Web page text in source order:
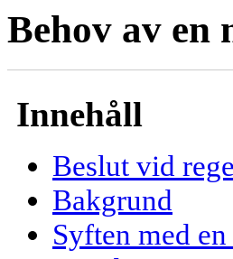
Behov av en
Innehåll
Beslut vid
Bakgrund
Syften med